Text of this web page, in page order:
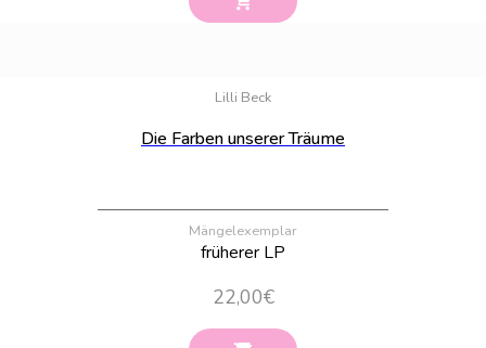
Lilli Beck
Die Farben unserer Träume
Mängelexemplar
früherer LP
22,00€